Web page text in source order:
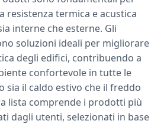
resistenza termica e acustica
interne che esterne. Gli
soluzioni ideali per migliorare
degli edifici, contribuendo a
confortevole in tutte le
sia il caldo estivo che il freddo
lista comprende i prodotti più
dagli utenti, selezionati in base